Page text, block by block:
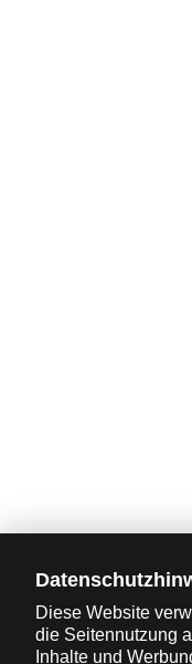
Diese Website
die Seitennutzung
Inhalte und